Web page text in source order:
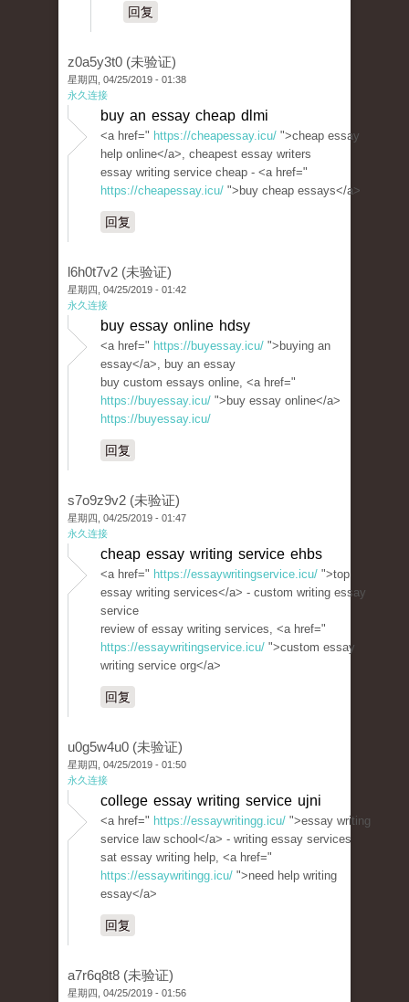
回复
z0a5y3t0 (未验证)
星期四, 04/25/2019 - 01:38
永久连接
buy an essay cheap dlmi
<a href=" https://cheapessay.icu/ ">cheap essay
help online</a>, cheapest essay writers
essay writing service cheap - <a href="
https://cheapessay.icu/ ">buy cheap essays</a>
回复
l6h0t7v2 (未验证)
星期四, 04/25/2019 - 01:42
永久连接
buy essay online hdsy
<a href=" https://buyessay.icu/ ">buying an
essay</a>, buy an essay
buy custom essays online, <a href="
https://buyessay.icu/ ">buy essay online</a>
https://buyessay.icu/
回复
s7o9z9v2 (未验证)
星期四, 04/25/2019 - 01:47
永久连接
cheap essay writing service ehbs
<a href=" https://essaywritingservice.icu/ ">top
essay writing services</a> - custom writing essay
service
review of essay writing services, <a href="
https://essaywritingservice.icu/ ">custom essay
writing service org</a>
回复
u0g5w4u0 (未验证)
星期四, 04/25/2019 - 01:50
永久连接
college essay writing service ujni
<a href=" https://essaywritingg.icu/ ">essay writing
service law school</a> - writing essay services
sat essay writing help, <a href="
https://essaywritingg.icu/ ">need help writing
essay</a>
回复
a7r6q8t8 (未验证)
星期四, 04/25/2019 - 01:56